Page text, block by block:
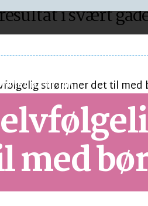
i svært
LÆSETID 1 MIN.
med